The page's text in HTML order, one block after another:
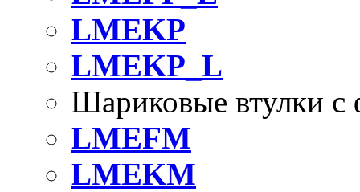
LMEKP
LMEKP_L
Шариковые втулки с
LMEFM
LMEKM